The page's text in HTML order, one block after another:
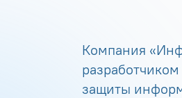
Компания
защиты